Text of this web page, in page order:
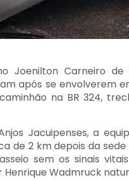
Joenilton Carneiro de
após se envolverem
na BR 324,
Jacuipenses, a
de 2 km depois da
sem os sinais
Wadmruck